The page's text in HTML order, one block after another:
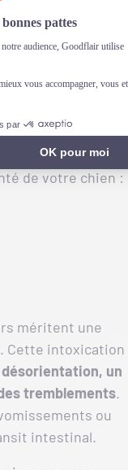
d’agir. Les
qui
sensibles aux
consultation
prévenir
de votre chien :
méritent une
Cette intoxication
désorientation, un
tremblements.
ou
intestinal.